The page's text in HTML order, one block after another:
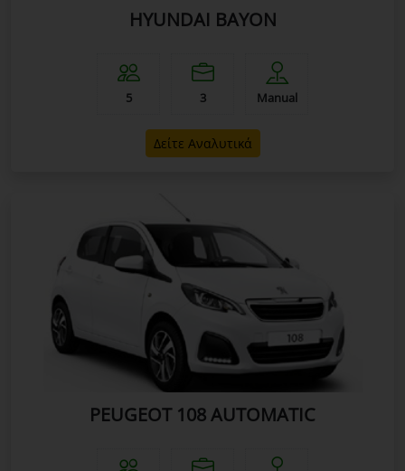
HYUNDAI BAYON
5 3 Manual
Δείτε Αναλυτικά
PEUGEOT 108 AUTOMATIC